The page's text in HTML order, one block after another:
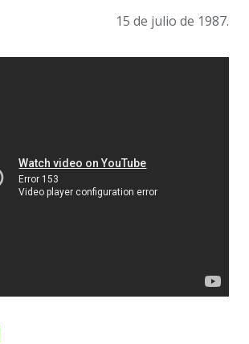
15 de julio de 1987.